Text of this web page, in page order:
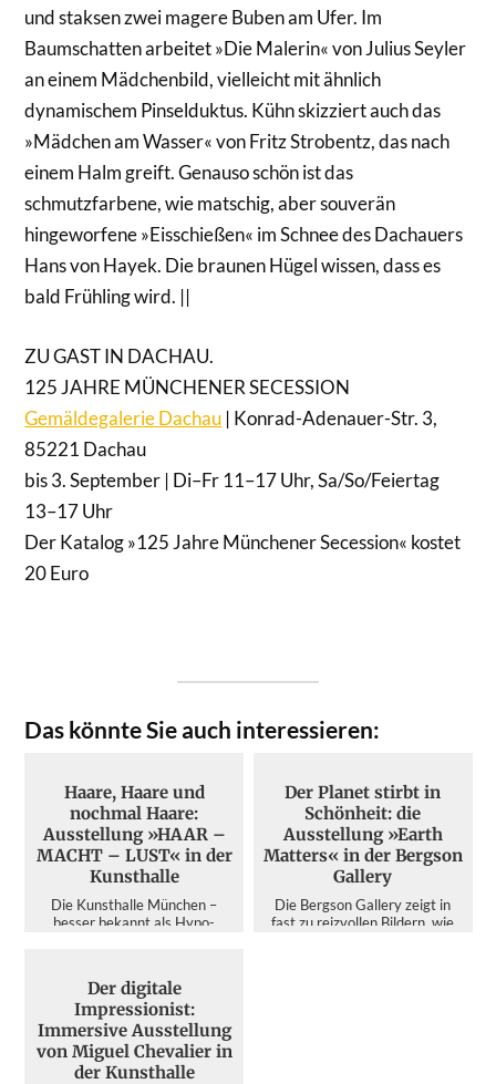
und staksen zwei magere Buben am Ufer. Im
Baumschatten arbeitet »Die Malerin« von Julius Seyler
an einem Mädchenbild, vielleicht mit ähnlich
dynamischem Pinselduktus. Kühn skizziert auch das
»Mädchen am Wasser« von Fritz Strobentz, das nach
einem Halm greift. Genauso schön ist das
schmutzfarbene, wie matschig, aber souverän
hingeworfene »Eisschießen« im Schnee des Dachauers
Hans von Hayek. Die braunen Hügel wissen, dass es
bald Frühling wird. ||
ZU GAST IN DACHAU.
125 JAHRE MÜNCHENER SECESSION
Gemäldegalerie Dachau | Konrad-Adenauer-Str. 3,
85221 Dachau
bis 3. September | Di–Fr 11–17 Uhr, Sa/So/Feiertag
13–17 Uhr
Der Katalog »125 Jahre Münchener Secession« kostet
20 Euro
Das könnte Sie auch interessieren:
Haare, Haare und
nochmal Haare:
Ausstellung »HAAR –
MACHT – LUST« in der
Kunsthalle
Die Kunsthalle München –
besser bekannt als Hypo-
A...
Der Planet stirbt in
Schönheit: die
Ausstellung »Earth
Matters« in der Bergson
Gallery
Die Bergson Gallery zeigt in
fast zu reizvollen Bildern, wie
Der digitale
Impressionist:
Immersive Ausstellung
von Miguel Chevalier in
der Kunsthalle